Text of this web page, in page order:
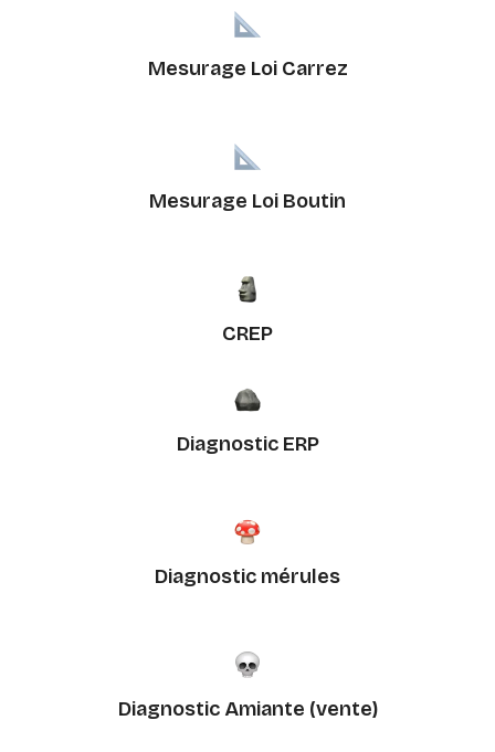
Mesurage Loi Carrez
Mesurage Loi Boutin
CREP
Diagnostic ERP
Diagnostic mérules
Diagnostic Amiante (vente)